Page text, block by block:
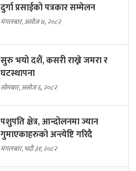
दुर्गा प्रसाईको पत्रकार सम्मेलन
मंगलबार, असोज ७, २०८२
सुरु भयो दशैं, कसरी राख्ने जमरा र
घटस्थापना
सोमबार, असोज ६, २०८२
पशुपति क्षेत्र, आन्दोलनमा ज्यान
गुमाएकाहरुको अन्त्येष्टि गरिदै
मंगलबार, भदौ ३१, २०८२